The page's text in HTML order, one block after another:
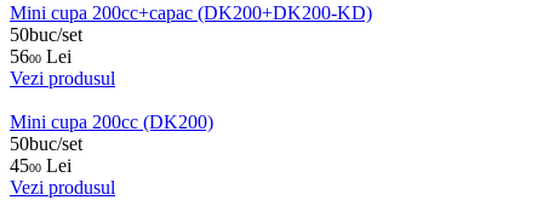
Mini cupa 200cc+capac (DK200+DK200-KD)
50buc/set
5600 Lei
Vezi produsul
Mini cupa 200cc (DK200)
50buc/set
4500 Lei
Vezi produsul